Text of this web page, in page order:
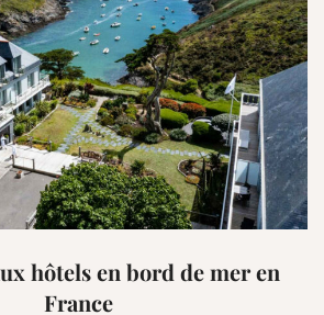
hôtels en bord de mer en
France